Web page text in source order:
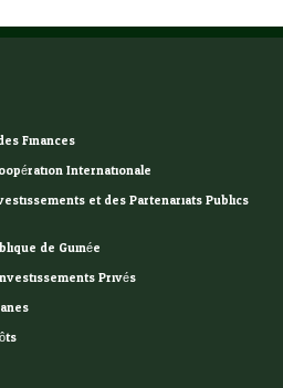
Finances
Internationale
et des Partenariats Publics
de Guinée
Privés